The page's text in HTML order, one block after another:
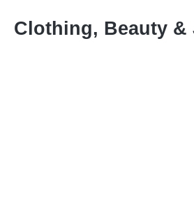
Clothing, Beauty &